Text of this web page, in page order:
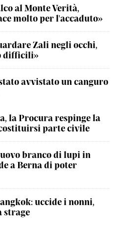
al Monte Verità,
molto per l'accaduto»
Zali negli occhi,
difficili»
avvistato un canguro
la Procura respinge la
parte civile
branco di lupi in
a Berna di poter
uccide i nonni,
strage